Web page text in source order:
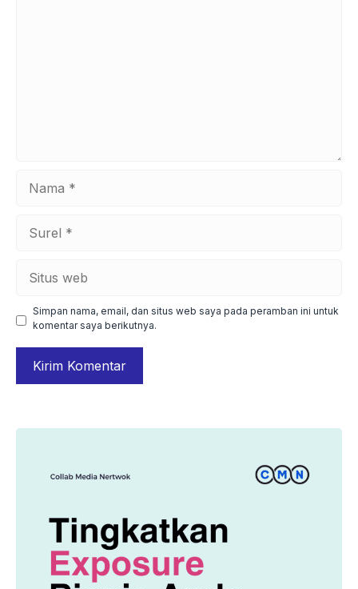
web
Simpan nama, email, dan situs web saya pada peramban ini untuk
komentar saya berikutnya.